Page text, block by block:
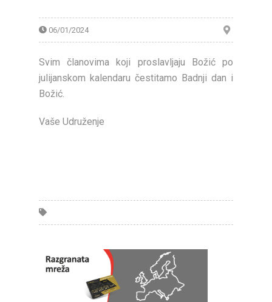
06/01/2024
Svim članovima koji proslavljaju Božić po
julijanskom kalendaru čestitamo Badnji dan i
Božić.
Vaše Udruženje